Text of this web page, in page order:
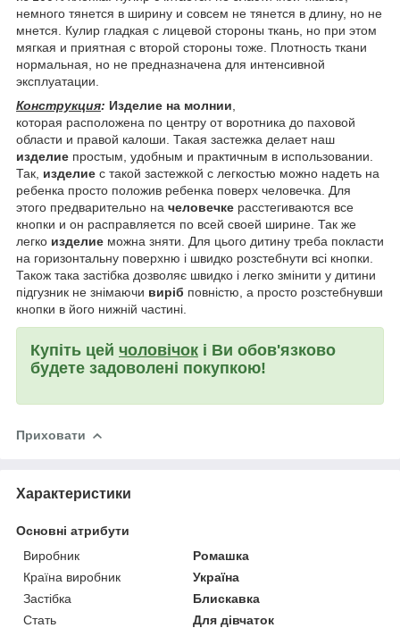
немного тянется в ширину и совсем не тянется в длину, но не
мнется. Кулир гладкая с лицевой стороны ткань, но при этом
мягкая и приятная с второй стороны тоже. Плотность ткани
нормальная, но не предназначена для интенсивной
эксплуатации.
Конструкция: Изделие на молнии,
которая расположена по центру от воротника до паховой
области и правой калоши. Такая застежка делает наш
изделие простым, удобным и практичным в использовании.
Так, изделие с такой застежкой с легкостью можно надеть на
ребенка просто положив ребенка поверх человечка. Для
этого предварительно на человечке расстегиваются все
кнопки и он расправляется по всей своей ширине. Так же
легко изделие можна зняти. Для цього дитину треба покласти
на горизонтальну поверхню і швидко розстебнути всі кнопки.
Також така застібка дозволяє швидко і легко змінити у дитини
підгузник не знімаючи виріб повністю, а просто розстебнувши
кнопки в його нижній частині.
Купіть цей чоловічок і Ви обов'язково
будете задоволені покупкою!
Приховати
Характеристики
Основні атрибути
Виробник
Ромашка
Країна виробник
Україна
Застібка
Блискавка
Стать
Для дівчаток